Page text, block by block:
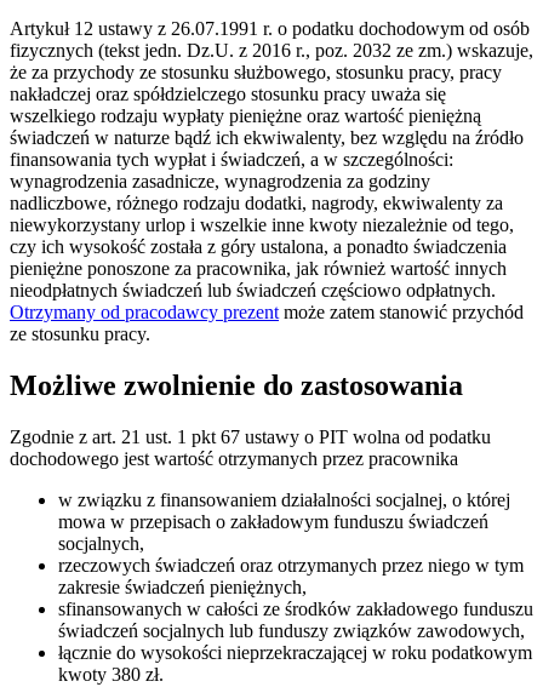
Artykuł 12 ustawy z 26.07.1991 r. o podatku dochodowym od osób
fizycznych (tekst jedn. Dz.U. z 2016 r., poz. 2032 ze zm.) wskazuje,
że za przychody ze stosunku służbowego, stosunku pracy, pracy
nakładczej oraz spółdzielczego stosunku pracy uważa się
wszelkiego rodzaju wypłaty pieniężne oraz wartość pieniężną
świadczeń w naturze bądź ich ekwiwalenty, bez względu na źródło
finansowania tych wypłat i świadczeń, a w szczególności:
wynagrodzenia zasadnicze, wynagrodzenia za godziny
nadliczbowe, różnego rodzaju dodatki, nagrody, ekwiwalenty za
niewykorzystany urlop i wszelkie inne kwoty niezależnie od tego,
czy ich wysokość została z góry ustalona, a ponadto świadczenia
pieniężne ponoszone za pracownika, jak również wartość innych
nieodpłatnych świadczeń lub świadczeń częściowo odpłatnych.
Otrzymany od pracodawcy prezentmoże zatem stanowić przychód
ze stosunku pracy.
Możliwe zwolnienie do zastosowania
Zgodnie z art. 21 ust. 1 pkt 67 ustawy o PIT wolna od podatku
dochodowego jest wartość otrzymanych przez pracownika
w związku z finansowaniem działalności socjalnej, o której
mowa w przepisach o zakładowym funduszu świadczeń
socjalnych,
rzeczowych świadczeń oraz otrzymanych przez niego w tym
zakresie świadczeń pieniężnych,
sfinansowanych w całości ze środków zakładowego funduszu
świadczeń socjalnych lub funduszy związków zawodowych,
łącznie do wysokości nieprzekraczającej w roku podatkowym
kwoty 380 zł.